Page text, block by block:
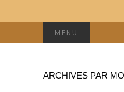
MENU
ARCHIVES PAR